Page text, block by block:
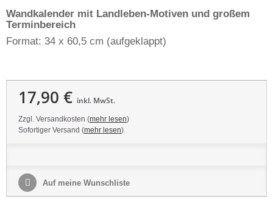
Wandkalender mit Landleben-Motiven und großem
Terminbereich
Format: 34 x 60,5 cm (aufgeklappt)
17,90 € inkl. MwSt.
Zzgl. Versandkosten (mehr lesen)
Sofortiger Versand (mehr lesen)
Auf meine Wunschliste